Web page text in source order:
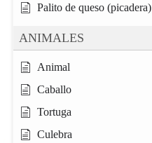
Palito de queso (picadera)
ANIMALES
Animal
Caballo
Tortuga
Culebra